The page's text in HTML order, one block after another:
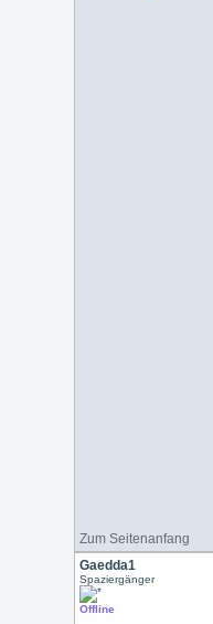
Zum Seitenanfang
Gaedda1
Spaziergänger
Offline